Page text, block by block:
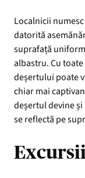
Localnicii
datorită
suprafață
albastru. Cu
deșertului poate
chiar mai
deșertul devine
se reflectă pe